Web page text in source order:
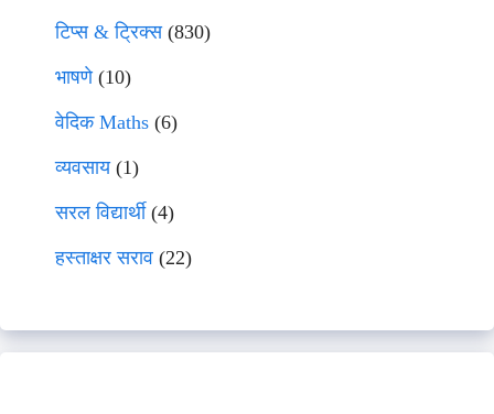
टिप्स & ट्रिक्स(830)
भाषणे(10)
वेदिक Maths (6)
व्यवसाय(1)
सरल विद्यार्थी(4)
हस्ताक्षर सराव (22)